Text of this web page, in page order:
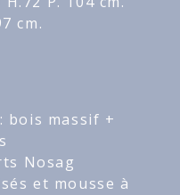
cm.
: bois massif +
Nosag
et mousse à